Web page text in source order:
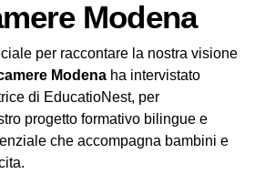
Modena
per raccontare la nostra visione
Modena ha intervistato
di EducatioNest, per
progetto formativo bilingue e
che accompagna bambini e